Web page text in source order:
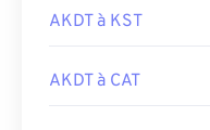
AKDT à KST
AKDT à CAT